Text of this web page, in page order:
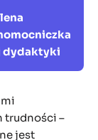
dydaktyki
trudności –
jest